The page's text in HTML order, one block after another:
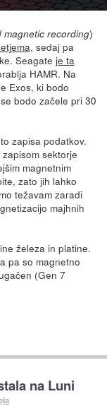
magnetic recording)
, sedaj pa
Seagate je ta
HAMR. Na
Exos, ki bodo
bodo začele pri 30
zapisa podatkov.
sektorje
magnetnim
zato jih lahko
težavam zaradi
majhnih
železa in platine.
pa so magnetno
(Gen 7
na Luni